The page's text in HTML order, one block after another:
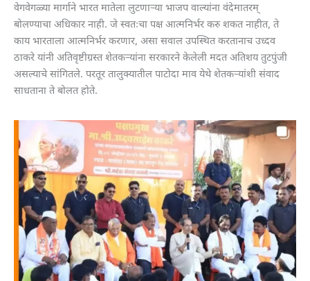
वेगवेगळ्या मार्गाने भारत मातेला लुटणाऱ्या भाजप वाल्यांना वंदेमातरम्
बोलण्याचा अधिकार नाही. जे स्वतःचा पक्ष आत्मनिर्भर करु शकत नाहीत, ते
काय भारताला आत्मनिर्भर करणार, असा सवाल उपस्थित करतानाच उध्दव
ठाकरे यांनी अतिवृष्टीग्रस्त शेतकऱ्यांना सरकारने केलेली मदत अतिशय तुटपुंजी
असल्याचे सांगितले. परतूर तालुक्यातील पाटोदा माव येथे शेतकऱ्यांशी संवाद
साधताना ते बोलत होते.